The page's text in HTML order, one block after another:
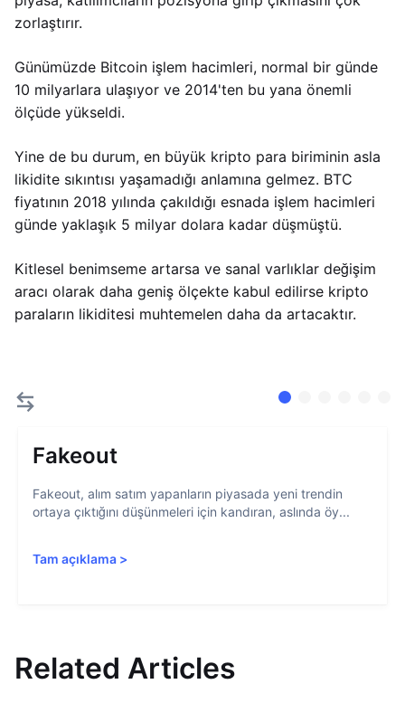
zorlaştırır.
Günümüzde Bitcoin işlem hacimleri, normal bir günde
10 milyarlara ulaşıyor ve 2014'ten bu yana önemli
ölçüde yükseldi.
Yine de bu durum, en büyük kripto para biriminin asla
likidite sıkıntısı yaşamadığı anlamına gelmez. BTC
fiyatının 2018 yılında çakıldığı esnada işlem hacimleri
günde yaklaşık 5 milyar dolara kadar düşmüştü.
Kitlesel benimseme artarsa ve sanal varlıklar değişim
aracı olarak daha geniş ölçekte kabul edilirse kripto
paraların likiditesi muhtemelen daha da artacaktır.
Fakeout
Fakeout, alım satım yapanların piyasada yeni trendin
ortaya çıktığını düşünmeleri için kandıran, aslında öy...
Tam açıklama >
Related Articles